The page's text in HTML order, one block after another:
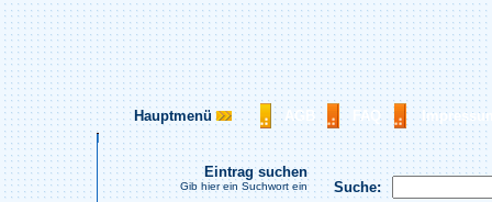
Hauptmenü AGB FAQ
Suche:
Eintrag suchen
Gib hier ein Suchwort ein